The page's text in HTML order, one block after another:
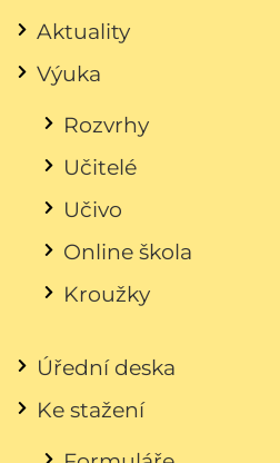
Aktuality
Výuka
Rozvrhy
Učitelé
Učivo
Online škola
Kroužky
Úřední deska
Ke stažení